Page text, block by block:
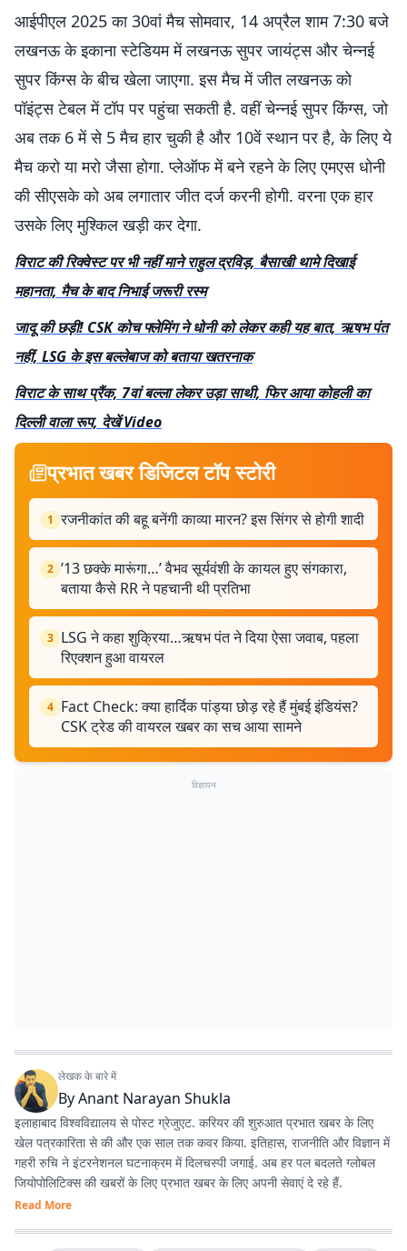
आईपीएल 2025 का 30वां मैच सोमवार, 14 अप्रैल शाम 7:30 बजे
लखनऊ के इकाना स्टेडियम में लखनऊ सुपर जायंट्स और चेन्नई
सुपर किंग्स के बीच खेला जाएगा. इस मैच में जीत लखनऊ को
पॉइंट्स टेबल में टॉप पर पहुंचा सकती है. वहीं चेन्नई सुपर किंग्स, जो
अब तक 6 में से 5 मैच हार चुकी है और 10वें स्थान पर है, के लिए ये
मैच करो या मरो जैसा होगा. प्लेऑफ में बने रहने के लिए एमएस धोनी
की सीएसके को अब लगातार जीत दर्ज करनी होगी. वरना एक हार
उसके लिए मुश्किल खड़ी कर देगा.
विराट की रिक्वेस्ट पर भी नहीं माने राहुल द्रविड़, बैसाखी थामे दिखाई
महानता, मैच के बाद निभाई जरूरी रस्म
जादू की छड़ी! CSK कोच फ्लेमिंग ने धोनी को लेकर कही यह बात, ऋषभ पंत
नहीं, LSG के इस बल्लेबाज को बताया खतरनाक
विराट के साथ प्रैंक, 7वां बल्ला लेकर उड़ा साथी, फिर आया कोहली का
दिल्ली वाला रूप, देखें Video
प्रभात खबर डिजिटल टॉप स्टोरी
1 रजनीकांत की बहू बनेंगी काव्या मारन? इस सिंगर से होगी शादी
2 ’13 छक्के मारूंगा…’ वैभव सूर्यवंशी के कायल हुए संगकारा,
बताया कैसे RR ने पहचानी थी प्रतिभा
3 LSG ने कहा शुक्रिया…ऋषभ पंत ने दिया ऐसा जवाब, पहला
रिएक्शन हुआ वायरल
4 Fact Check: क्या हार्दिक पांड्या छोड़ रहे हैं मुंबई इंडियंस?
CSK ट्रेड की वायरल खबर का सच आया सामने
विज्ञापन
लेखक के बारे में
ByAnant Narayan Shukla
इलाहाबाद विश्वविद्यालय से पोस्ट ग्रेजुएट. करियर की शुरुआत प्रभात खबर के लिए
खेल पत्रकारिता से की और एक साल तक कवर किया. इतिहास, राजनीति और विज्ञान में
गहरी रुचि ने इंटरनेशनल घटनाक्रम में दिलचस्पी जगाई. अब हर पल बदलते ग्लोबल
जियोपोलिटिक्स की खबरों के लिए प्रभात खबर के लिए अपनी सेवाएं दे रहे हैं.
Read More